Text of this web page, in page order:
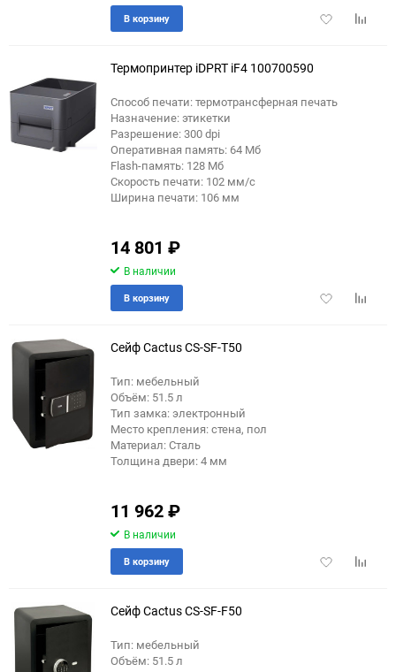
Добавить
В корзину
Термопринтер iDPRT iF4 100700590
Способ печати: термотрансферная печать
Назначение: этикетки
Разрешение: 300 dpi
Оперативная память: 64 Мб
Flash-память: 128 Мб
Скорость печати: 102 мм/с
Ширина печати: 106 мм
14 801 ₽
В наличии
Добавить
В корзину
Сейф Cactus CS-SF-T50
Тип: мебельный
Объём: 51.5 л
Тип замка: электронный
Место крепления: стена, пол
Материал: Сталь
Толщина двери: 4 мм
11 962₽
В наличии
Добавить
В корзину
Сейф Cactus CS-SF-F50
Тип: мебельный
Объём: 51.5 л